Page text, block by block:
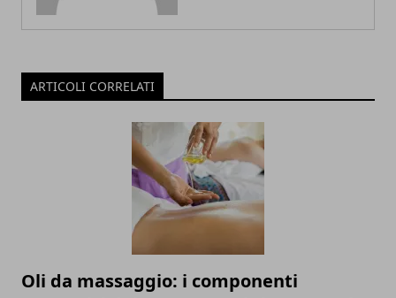
ARTICOLI CORRELATI
Oli da massaggio: i componenti